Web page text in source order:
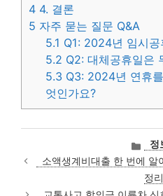
4 4. 결론
5 자주 묻는 질문 Q&A
5.1 Q1: 2024년 임시
5.2 Q2: 대체공휴일은
5.3 Q3: 2024년 연휴
엇인가요?
카
테
고
리
정
소액생계비대출 한 번에 알
정리